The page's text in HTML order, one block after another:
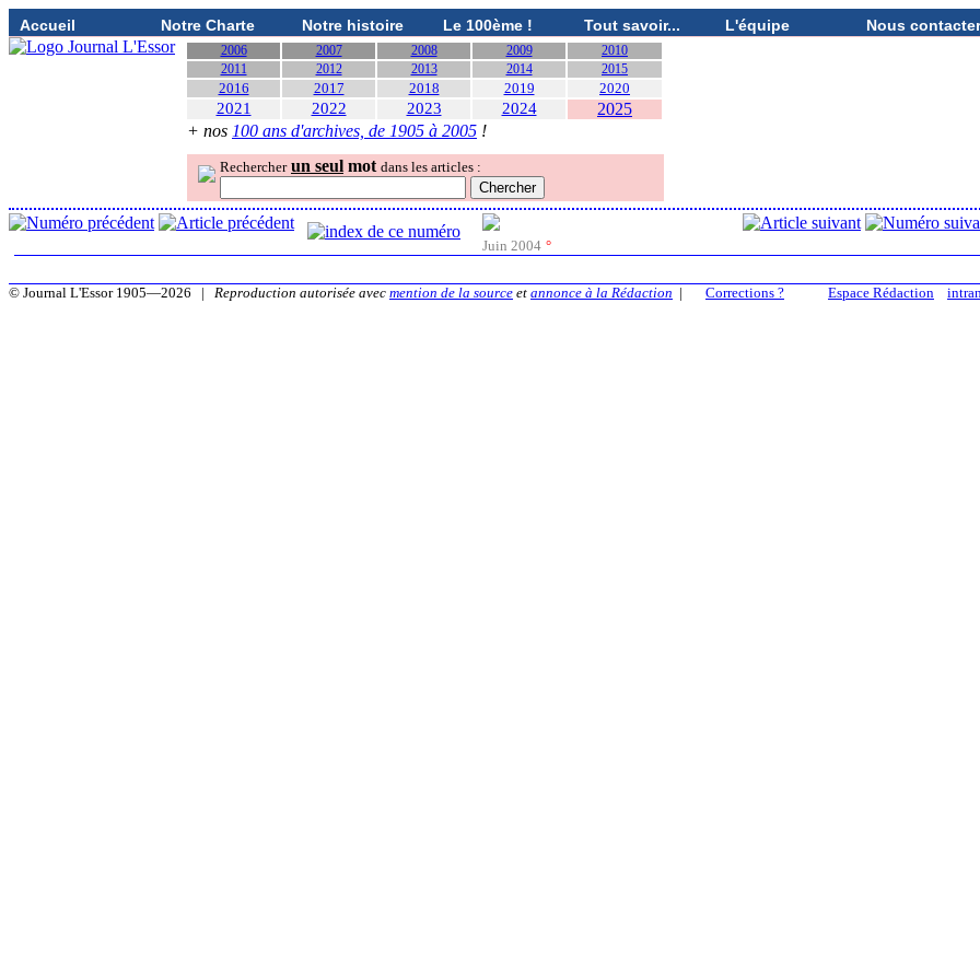
Accueil Notre Charte Notre histoire Le 100ème ! Tout savoir... L'équipe Nous contacter
2006 2007 2008 2009
2010
2011
2012 2013 2014 2015
2016 2017 2018 2019 2020
2021 2022 2023 2024
2025
+ nos 100 ans d'archives, de 1905 à 2005 !
Rechercher un seul mot dans les articles :
Juin 2004 °
Espace Rédaction
© Journal L'Essor 1905—2026 | Reproduction autorisée avec mention de la source et annonce à la Rédaction | Corrections ?